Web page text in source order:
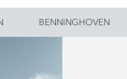
BENNINGHOVEN